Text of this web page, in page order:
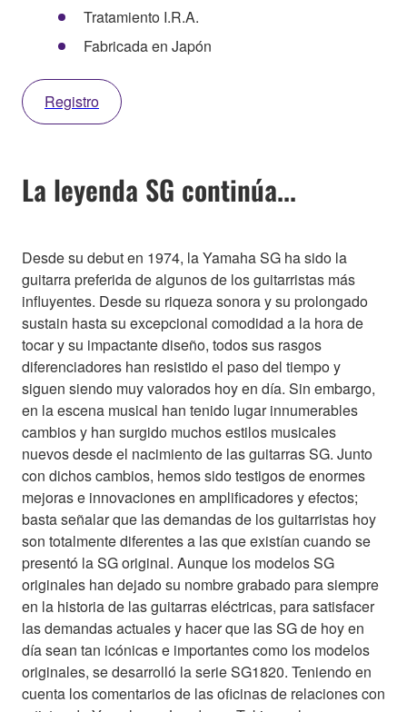
Tratamiento I.R.A.
Fabricada en Japón
Registro
La leyenda SG continúa...
Desde su debut en 1974, la Yamaha SG ha sido la
guitarra preferida de algunos de los guitarristas más
influyentes. Desde su riqueza sonora y su prolongado
sustain hasta su excepcional comodidad a la hora de
tocar y su impactante diseño, todos sus rasgos
diferenciadores han resistido el paso del tiempo y
siguen siendo muy valorados hoy en día. Sin embargo,
en la escena musical han tenido lugar innumerables
cambios y han surgido muchos estilos musicales
nuevos desde el nacimiento de las guitarras SG. Junto
con dichos cambios, hemos sido testigos de enormes
mejoras e innovaciones en amplificadores y efectos;
basta señalar que las demandas de los guitarristas hoy
son totalmente diferentes a las que existían cuando se
presentó la SG original. Aunque los modelos SG
originales han dejado su nombre grabado para siempre
en la historia de las guitarras eléctricas, para satisfacer
las demandas actuales y hacer que las SG de hoy en
día sean tan icónicas e importantes como los modelos
originales, se desarrolló la serie SG1820. Teniendo en
cuenta los comentarios de las oficinas de relaciones con